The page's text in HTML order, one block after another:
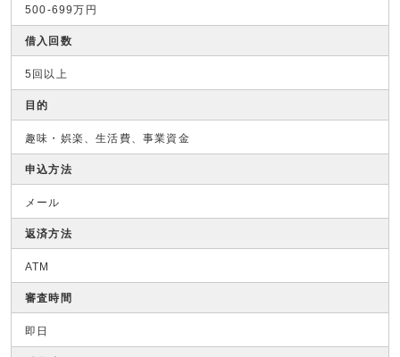
500-699万円
借入回数
5回以上
目的
趣味・娯楽、生活費、事業資金
申込方法
メール
返済方法
ATM
審査時間
即日